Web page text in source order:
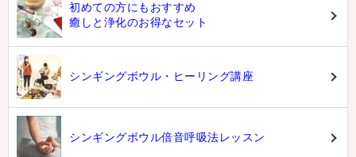
初めての方にもおすすめ
癒しと浄化のお得なセット
シンギングボウル・ヒーリング講座
シンギングボウル倍音呼吸法レッスン